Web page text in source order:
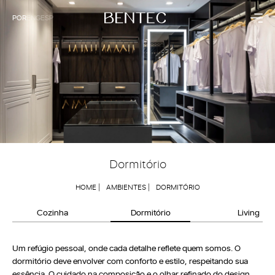
PORENGESP
Residencial
Cozinha
Dormitório
Living
Banheiro
Corporativo
Saúde
Hospitalidade
Empresarial
Coleções Institucional
A Bentec
Tecnologia
Bentec pelo Mundo
Blog
Dormitório
HOME | AMBIENTES | DORMITÓRIO
Cozinha Dormitório Living
Um refúgio pessoal, onde cada detalhe reflete quem somos. O
dormitório deve envolver com conforto e estilo, respeitando sua